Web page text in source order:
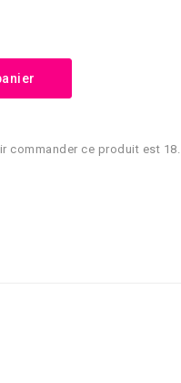
commander ce produit est 18.